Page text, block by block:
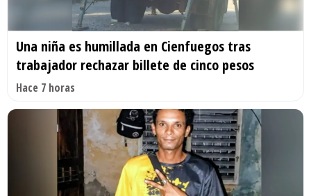
Una niña es humillada en Cienfuegos tras
trabajador rechazar billete de cinco pesos
Hace 7 horas